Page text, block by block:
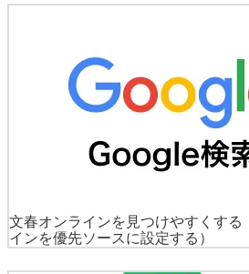
文春オンラインを見つけやすくする
インを優先ソースに設定する）